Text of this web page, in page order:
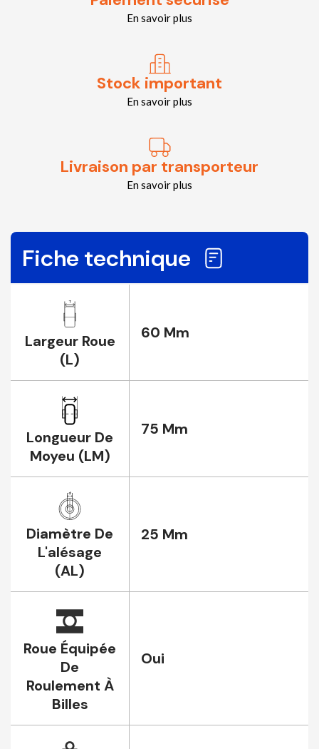
En savoir plus
Stock important
En savoir plus
Livraison par transporteur
En savoir plus
Fiche technique
Largeur Roue
(L)
60 Mm
Longueur De
Moyeu (LM)
75 Mm
Diamètre De
L'alésage
(AL)
25 Mm
Roue Équipée
De
Roulement À
Billes
Oui